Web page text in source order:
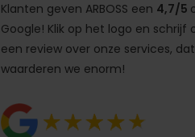
Klanten geven ARBOSS een 4,7/5
Google! Klik op het logo en schrijf
een review over onze services, dat
waarderen we enorm!